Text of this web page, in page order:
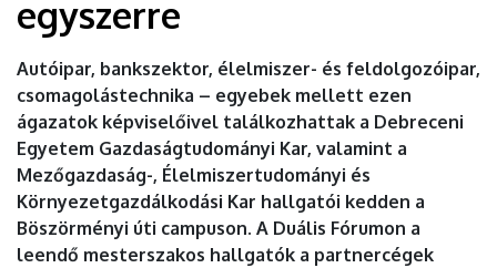
DEBRECENI
EGYETEM
egyszerre
Autóipar, bankszektor, élelmiszer- és feldolgozóipar,
csomagolástechnika – egyebek mellett ezen
ágazatok képviselőivel találkozhattak a Debreceni
Egyetem Gazdaságtudományi Kar, valamint a
Mezőgazdaság-, Élelmiszertudományi és
Környezetgazdálkodási Kar hallgatói kedden a
Böszörményi úti campuson. A Duális Fórumon a
leendő mesterszakos hallgatók a partnercégek